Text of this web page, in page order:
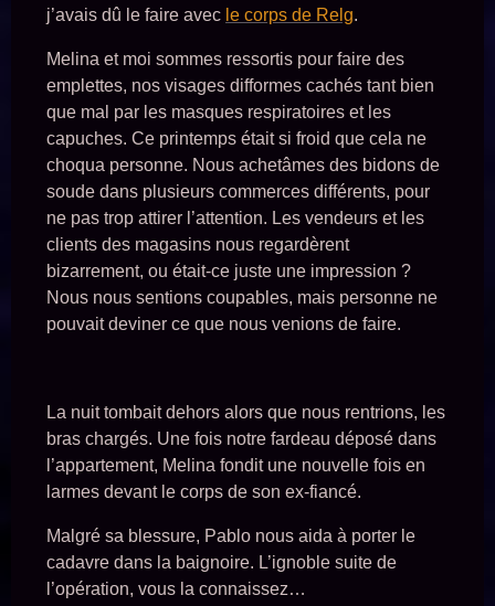
j’avais dû le faire avec le corps de Relg.
Melina et moi sommes ressortis pour faire des
emplettes, nos visages difformes cachés tant bien
que mal par les masques respiratoires et les
capuches. Ce printemps était si froid que cela ne
choqua personne. Nous achetâmes des bidons de
soude dans plusieurs commerces différents, pour
ne pas trop attirer l’attention. Les vendeurs et les
clients des magasins nous regardèrent
bizarrement, ou était-ce juste une impression ?
Nous nous sentions coupables, mais personne ne
pouvait deviner ce que nous venions de faire.
La nuit tombait dehors alors que nous rentrions, les
bras chargés. Une fois notre fardeau déposé dans
l’appartement, Melina fondit une nouvelle fois en
larmes devant le corps de son ex-fiancé.
Malgré sa blessure, Pablo nous aida à porter le
cadavre dans la baignoire. L’ignoble suite de
l’opération, vous la connaissez…